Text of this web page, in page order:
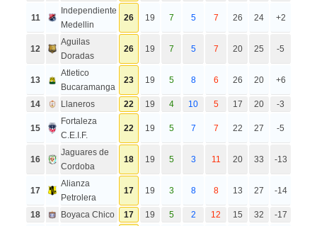
11
Independiente
Medellin
26 19 7 5 7 26 24 +2
12
Aguilas
Doradas
26 19 7 5 7 20 25 -5
13
Atletico
Bucaramanga
23 19 5 8 6 26 20 +6
14 Llaneros 22 19 4 10 5 17 20 -3
15
Fortaleza
C.E.I.F.
22 19 5 7 7 22 27 -5
16
Jaguares de
Cordoba
18 19 5 3 11 20 33 -13
17
Alianza
Petrolera
17 19 3 8 8 13 27 -14
18 Boyaca Chico 17 19 5 2 12 15 32
-17